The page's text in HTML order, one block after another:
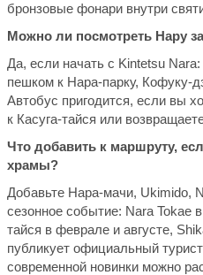
бронзовые фонари внутри
Можно ли посмотреть Нару
Да, если начать с Kintetsu
пешком к Нара-парку, Кофуку-
Автобус пригодится, если вы
к Касуга-тайся или
Что добавить к маршруту,
храмы?
Добавьте Нара-мачи, Ukimido,
сезонное событие: Nara Tokae
тайся в феврале и августе,
публикует официальный
современной новинки можно